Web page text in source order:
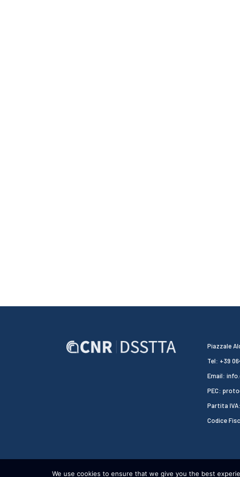
Piazzale
Tel: +39
Email:
PEC:
Partita IVA:
Codice
CNR DSSTTA 2024 - WEBDESIGN:HEAP DESIGN
We use cookies to ensure that we give you the best